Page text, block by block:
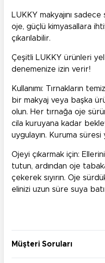
LUKKY makyajını
oje, güçlü kimyasallara
çıkarılabilir.
Çeşitli LUKKY ürünleri
denemenize izin verir!
Kullanımı: Tırnakların
bir makyaj veya başka
olun. Her tırnağa oje
cila kuruyana kadar
uygulayın. Kuruma süresi
Ojeyi çıkarmak için:
tutun, ardından oje
çekerek sıyırın. Oje
elinizi uzun süre suya
Müşteri Soruları